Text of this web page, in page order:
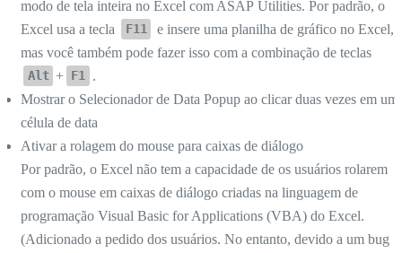
modo de tela inteira no Excel com ASAP Utilities. Por padrão, o
Excel usa a tecla
F11
e insere uma planilha de gráfico no Excel,
mas você também pode fazer isso com a combinação de teclas
Alt + F1 .
Mostrar o Selecionador de Data Popup ao clicar duas vezes em
célula de data
Ativar a rolagem do mouse para caixas de diálogo
Por padrão, o Excel não tem a capacidade de os usuários rolarem
com o mouse em caixas de diálogo criadas na linguagem de
programação Visual Basic for Applications (VBA) do Excel.
(Adicionado a pedido dos usuários. No entanto, devido a um bug